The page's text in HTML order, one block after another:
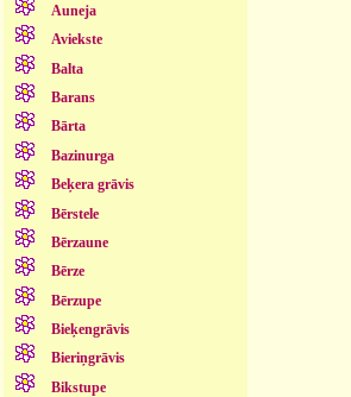
Auneja
Aviekste
Balta
Barans
Bārta
Bazinurga
Beķera grāvis
Bērstele
Bērzaune
Bērze
Bērzupe
Bieķengrāvis
Bieriņgrāvis
Bikstupe